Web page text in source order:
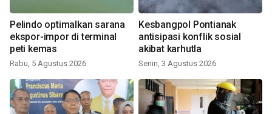
Pelindo optimalkan sarana
ekspor-impor di terminal
peti kemas
Rabu, 5 Agustus 2026
Kesbangpol Pontianak
antisipasi konflik sosial
akibat karhutla
Senin, 3 Agustus 2026